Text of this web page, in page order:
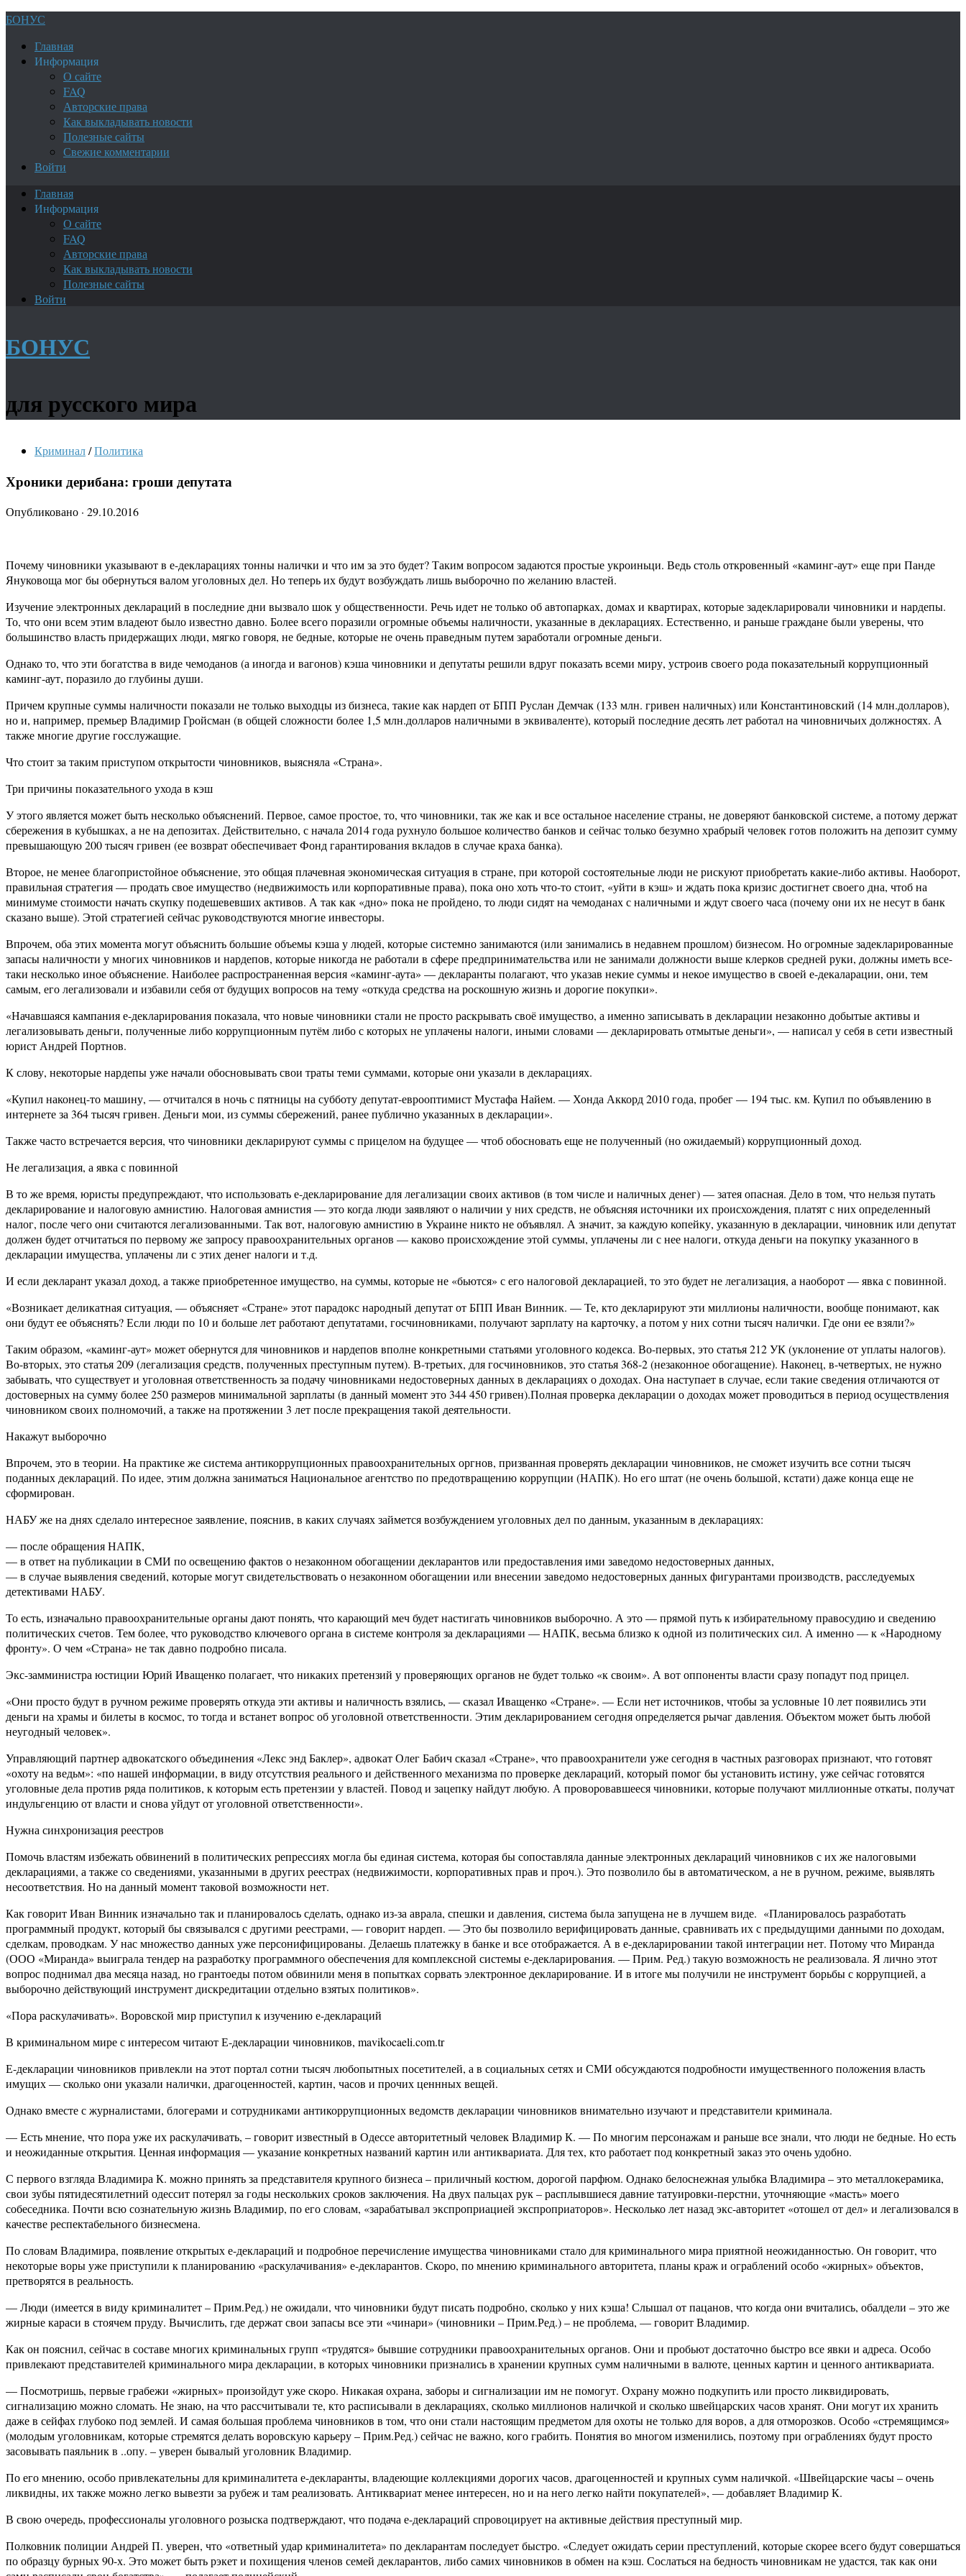
БОНУС
Главная
Информация
О сайте
FAQ
Авторские права
Как выкладывать новости
Полезные сайты
Свежие комментарии
Войти
Главная
Информация
О сайте
FAQ
Авторские права
Как выкладывать новости
Полезные сайты
Войти
БОНУС
для русского мира
Криминал/Политика
Хроники дерибана: гроши депутата
Опубликовано · 29.10.2016
Почему чиновники указывают в е-декларациях тонны налички и что им за это будет? Таким вопросом задаются простые укроиньци. Ведь столь откровенный «каминг-аут» еще при Панде
Януковоща мог бы обернуться валом уголовных дел. Но теперь их будут возбуждать лишь выборочно по желанию властей.
Изучение электронных деклараций в последние дни вызвало шок у общественности. Речь идет не только об автопарках, домах и квартирах, которые задекларировали чиновники и нардепы.
То, что они всем этим владеют было известно давно. Более всего поразили огромные объемы наличности, указанные в декларациях. Естественно, и раньше граждане были уверены, что
большинство власть придержащих люди, мягко говоря, не бедные, которые не очень праведным путем заработали огромные деньги.
Однако то, что эти богатства в виде чемоданов (а иногда и вагонов) кэша чиновники и депутаты решили вдруг показать всеми миру, устроив своего рода показательный коррупционный
каминг-аут, поразило до глубины души.
Причем крупные суммы наличности показали не только выходцы из бизнеса, такие как нардеп от БПП Руслан Демчак (133 млн. гривен наличных) или Константиновский (14 млн.долларов),
но и, например, премьер Владимир Гройсман (в общей сложности более 1,5 млн.долларов наличными в эквиваленте), который последние десять лет работал на чиновничьих должностях. А
также многие другие госслужащие.
Что стоит за таким приступом открытости чиновников, выясняла «Страна».
Три причины показательного ухода в кэш
У этого является может быть несколько объяснений. Первое, самое простое, то, что чиновники, так же как и все остальное население страны, не доверяют банковской системе, а потому держат
сбережения в кубышках, а не на депозитах. Действительно, с начала 2014 года рухнуло большое количество банков и сейчас только безумно храбрый человек готов положить на депозит сумму
превышающую 200 тысяч гривен (ее возврат обеспечивает Фонд гарантирования вкладов в случае краха банка).
Второе, не менее благопристойное объяснение, это общая плачевная экономическая ситуация в стране, при которой состоятельные люди не рискуют приобретать какие-либо активы. Наоборот,
правильная стратегия — продать свое имущество (недвижимость или корпоративные права), пока оно хоть что-то стоит, «уйти в кэш» и ждать пока кризис достигнет своего дна, чтоб на
минимуме стоимости начать скупку подешевевших активов. А так как «дно» пока не пройдено, то люди сидят на чемоданах с наличными и ждут своего часа (почему они их не несут в банк
сказано выше). Этой стратегией сейчас руководствуются многие инвесторы.
Впрочем, оба этих момента могут объяснить большие объемы кэша у людей, которые системно занимаются (или занимались в недавнем прошлом) бизнесом. Но огромные задекларированные
запасы наличности у многих чиновников и нардепов, которые никогда не работали в сфере предпринимательства или не занимали должности выше клерков средней руки, должны иметь все-
таки несколько иное объяснение. Наиболее распространенная версия «каминг-аута» — декларанты полагают, что указав некие суммы и некое имущество в своей е-декаларации, они, тем
самым, его легализовали и избавили себя от будущих вопросов на тему «откуда средства на роскошную жизнь и дорогие покупки».
«Начавшаяся кампания е-декларирования показала, что новые чиновники стали не просто раскрывать своё имущество, а именно записывать в декларации незаконно добытые активы и
легализовывать деньги, полученные либо коррупционным путём либо с которых не уплачены налоги, иными словами — декларировать отмытые деньги», — написал у себя в сети известный
юрист Андрей Портнов.
К слову, некоторые нардепы уже начали обосновывать свои траты теми суммами, которые они указали в декларациях.
«Купил наконец-то машину, — отчитался в ночь с пятницы на субботу депутат-еврооптимист Мустафа Найем. — Хонда Аккорд 2010 года, пробег — 194 тыс. км. Купил по объявлению в
интернете за 364 тысяч гривен. Деньги мои, из суммы сбережений, ранее публично указанных в декларации».
Также часто встречается версия, что чиновники декларируют суммы с прицелом на будущее — чтоб обосновать еще не полученный (но ожидаемый) коррупционный доход.
Не легализация, а явка с повинной
В то же время, юристы предупреждают, что использовать е-декларирование для легализации своих активов (в том числе и наличных денег) — затея опасная. Дело в том, что нельзя путать
декларирование и налоговую амнистию. Налоговая амнистия — это когда люди заявляют о наличии у них средств, не объясняя источники их происхождения, платят с них определенный
налог, после чего они считаются легализованными. Так вот, налоговую амнистию в Украине никто не объявлял. А значит, за каждую копейку, указанную в декларации, чиновник или депутат
должен будет отчитаться по первому же запросу правоохранительных органов — каково происхождение этой суммы, уплачены ли с нее налоги, откуда деньги на покупку указанного в
декларации имущества, уплачены ли с этих денег налоги и т.д.
И если декларант указал доход, а также приобретенное имущество, на суммы, которые не «бьются» с его налоговой декларацией, то это будет не легализация, а наоборот — явка с повинной.
«Возникает деликатная ситуация, — объясняет «Стране» этот парадокс народный депутат от БПП Иван Винник. — Те, кто декларируют эти миллионы наличности, вообще понимают, как
они будут ее объяснять? Если люди по 10 и больше лет работают депутатами, госчиновниками, получают зарплату на карточку, а потом у них сотни тысяч налички. Где они ее взяли?»
Таким образом, «каминг-аут» может обернутся для чиновников и нардепов вполне конкретными статьями уголовного кодекса. Во-первых, это статья 212 УК (уклонение от уплаты налогов).
Во-вторых, это статья 209 (легализация средств, полученных преступным путем). В-третьих, для госчиновников, это статья 368-2 (незаконное обогащение). Наконец, в-четвертых, не нужно
забывать, что существует и уголовная ответственность за подачу чиновниками недостоверных данных в декларациях о доходах. Она наступает в случае, если такие сведения отличаются от
достоверных на сумму более 250 размеров минимальной зарплаты (в данный момент это 344 450 гривен).Полная проверка декларации о доходах может проводиться в период осуществления
чиновником своих полномочий, а также на протяжении 3 лет после прекращения такой деятельности.
Накажут выборочно
Впрочем, это в теории. На практике же система антикоррупционных правоохранительных оргнов, призванная проверять декларации чиновников, не сможет изучить все сотни тысяч
поданных деклараций. По идее, этим должна заниматься Национальное агентство по предотвращению коррупции (НАПК). Но его штат (не очень большой, кстати) даже конца еще не
сформирован.
НАБУ же на днях сделало интересное заявление, пояснив, в каких случаях займется возбуждением уголовных дел по данным, указанным в декларациях:
— после обращения НАПК,
— в ответ на публикации в СМИ по освещению фактов о незаконном обогащении декларантов или предоставления ими заведомо недостоверных данных,
— в случае выявления сведений, которые могут свидетельствовать о незаконном обогащении или внесении заведомо недостоверных данных фигурантами производств, расследуемых
детективами НАБУ.
То есть, изначально правоохранительные органы дают понять, что карающий меч будет настигать чиновников выборочно. А это — прямой путь к избирательному правосудию и сведению
политических счетов. Тем более, что руководство ключевого органа в системе контроля за декларациями — НАПК, весьма близко к одной из политических сил. А именно — к «Народному
фронту». О чем «Страна» не так давно подробно писала.
Экс-замминистра юстиции Юрий Иващенко полагает, что никаких претензий у проверяющих органов не будет только «к своим». А вот оппоненты власти сразу попадут под прицел.
«Они просто будут в ручном режиме проверять откуда эти активы и наличность взялись, — сказал Иващенко «Стране». — Если нет источников, чтобы за условные 10 лет появились эти
деньги на храмы и билеты в космос, то тогда и встанет вопрос об уголовной ответственности. Этим декларированием сегодня определяется рычаг давления. Объектом может быть любой
неугодный человек».
Управляющий партнер адвокатского объединения «Лекс энд Баклер», адвокат Олег Бабич сказал «Стране», что правоохранители уже сегодня в частных разговорах признают, что готовят
«охоту на ведьм»: «по нашей информации, в виду отсутствия реального и действенного механизма по проверке деклараций, который помог бы установить истину, уже сейчас готовятся
уголовные дела против ряда политиков, к которым есть претензии у властей. Повод и зацепку найдут любую. А проворовавшееся чиновники, которые получают миллионные откаты, получат
индульгенцию от власти и снова уйдут от уголовной ответственности».
Нужна синхронизация реестров
Помочь властям избежать обвинений в политических репрессиях могла бы единая система, которая бы сопоставляла данные электронных деклараций чиновников с их же налоговыми
декларациями, а также со сведениями, указанными в других реестрах (недвижимости, корпоративных прав и проч.). Это позволило бы в автоматическом, а не в ручном, режиме, выявлять
несоответствия. Но на данный момент таковой возможности нет.
Как говорит Иван Винник изначально так и планировалось сделать, однако из-за аврала, спешки и давления, система была запущена не в лучшем виде. «Планировалось разработать
программный продукт, который бы связывался с другими реестрами, — говорит нардеп. — Это бы позволило верифицировать данные, сравнивать их с предыдущими данными по доходам,
сделкам, проводкам. У нас множество данных уже персонифицированы. Делаешь платежку в банке и все отображается. А в е-декларировании такой интеграции нет. Потому что Миранда
(ООО «Миранда» выиграла тендер на разработку программного обеспечения для комплексной системы е-декларирования. — Прим. Ред.) такую возможность не реализовала. Я лично этот
вопрос поднимал два месяца назад, но грантоеды потом обвинили меня в попытках сорвать электронное декларирование. И в итоге мы получили не инструмент борьбы с коррупцией, а
выборочно действующий инструмент дискредитации отдельно взятых политиков».
«Пора раскулачивать». Воровской мир приступил к изучению е-деклараций
В криминальном мире с интересом читают Е-декларации чиновников, mavikocaeli.com.tr
Е-декларации чиновников привлекли на этот портал сотни тысяч любопытных посетителей, а в социальных сетях и СМИ обсуждаются подробности имущественного положения власть
имущих — сколько они указали налички, драгоценностей, картин, часов и прочих ценнных вещей.
Однако вместе с журналистами, блогерами и сотрудниками антикоррупционных ведомств декларации чиновников внимательно изучают и представители криминала.
— Есть мнение, что пора уже их раскулачивать, – говорит известный в Одессе авторитетный человек Владимир К. — По многим персонажам и раньше все знали, что люди не бедные. Но есть
и неожиданные открытия. Ценная информация — указание конкретных названий картин или антиквариата. Для тех, кто работает под конкретный заказ это очень удобно.
С первого взгляда Владимира К. можно принять за представителя крупного бизнеса – приличный костюм, дорогой парфюм. Однако белоснежная улыбка Владимира – это металлокерамика,
свои зубы пятидесятилетний одессит потерял за годы нескольких сроков заключения. На двух пальцах рук – расплывшиеся давние татуировки-перстни, уточняющие «масть» моего
собеседника. Почти всю сознательную жизнь Владимир, по его словам, «зарабатывал экспроприацией экспроприаторов». Несколько лет назад экс-авторитет «отошел от дел» и легализовался в
качестве респектабельного бизнесмена.
По словам Владимира, появление открытых е-деклараций и подробное перечисление имущества чиновниками стало для криминального мира приятной неожиданностью. Он говорит, что
некоторые воры уже приступили к планированию «раскулачивания» е-декларантов. Скоро, по мнению криминального авторитета, планы краж и ограблений особо «жирных» объектов,
претворятся в реальность.
— Люди (имеется в виду криминалитет – Прим.Ред.) не ожидали, что чиновники будут писать подробно, сколько у них кэша! Слышал от пацанов, что когда они вчитались, обалдели – это же
жирные караси в стоячем пруду. Вычислить, где держат свои запасы все эти «чинари» (чиновники – Прим.Ред.) – не проблема, — говорит Владимир.
Как он пояснил, сейчас в составе многих криминальных групп «трудятся» бывшие сотрудники правоохранительных органов. Они и пробьют достаточно быстро все явки и адреса. Особо
привлекают представителей криминального мира декларации, в которых чиновники признались в хранении крупных сумм наличными в валюте, ценных картин и ценного антиквариата.
— Посмотришь, первые грабежи «жирных» произойдут уже скоро. Никакая охрана, заборы и сигнализации им не помогут. Охрану можно подкупить или просто ликвидировать,
сигнализацию можно сломать. Не знаю, на что рассчитывали те, кто расписывали в декларациях, сколько миллионов наличкой и сколько швейцарских часов хранят. Они могут их хранить
даже в сейфах глубоко под землей. И самая большая проблема чиновников в том, что они стали настоящим предметом для охоты не только для воров, а для отморозков. Особо «стремящимся»
(молодым уголовникам, которые стремятся делать воровскую карьеру – Прим.Ред.) сейчас не важно, кого грабить. Понятия во многом изменились, поэтому при ограблениях будут просто
засовывать паяльник в ..опу. – уверен бывалый уголовник Владимир.
По его мнению, особо привлекательны для криминалитета е-декларанты, владеющие коллекциями дорогих часов, драгоценностей и крупных сумм наличкой. «Швейцарские часы – очень
ликвидны, их также можно легко вывезти за рубеж и там реализовать. Антиквариат менее интересен, но и на него легко найти покупателей», — добавляет Владимир К.
В свою очередь, профессионалы уголовного розыска подтверждают, что подача е-деклараций спровоцирует на активные действия преступный мир.
Полковник полиции Андрей П. уверен, что «ответный удар криминалитета» по декларантам последует быстро. «Следует ожидать серии преступлений, которые скорее всего будут совершаться
по образцу бурных 90-х. Это может быть рэкет и похищения членов семей декларантов, либо самих чиновников в обмен на кэш. Сослаться на бедность чиновникам не удастся, так как они